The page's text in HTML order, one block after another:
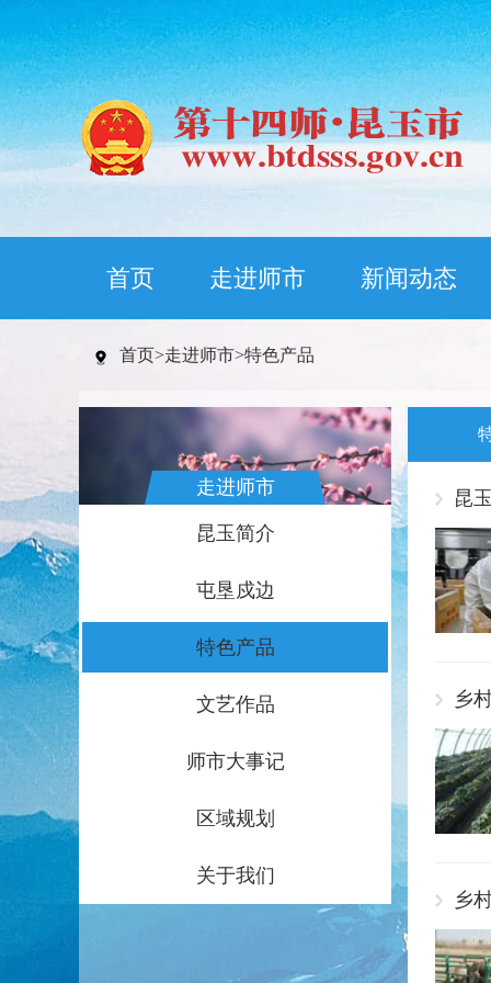
首页 走进师市 新闻动态
首页>走进师市>特色产品
走进师市
昆玉简介
屯垦戍边
特色产品
文艺作品
师市大事记
区域规划
关于我们
昆
乡
乡